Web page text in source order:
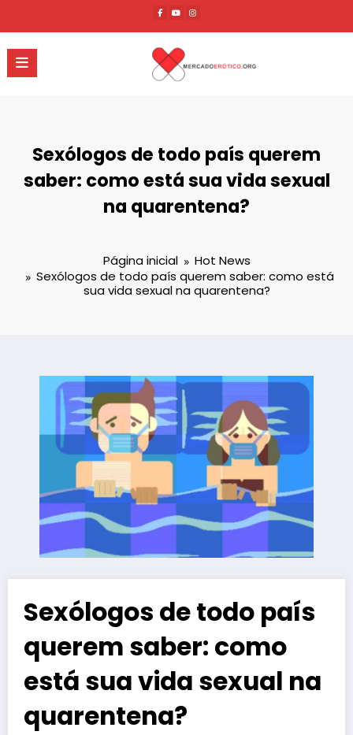
o
conteúdo
Sexólogos de todo país querem
saber: como está sua vida sexual
na quarentena?
Página inicial
Hot News
Sexólogos de todo país querem saber: como está
sua vida sexual na quarentena?
Sexólogos de todo país
querem saber: como
está sua vida sexual na
quarentena?